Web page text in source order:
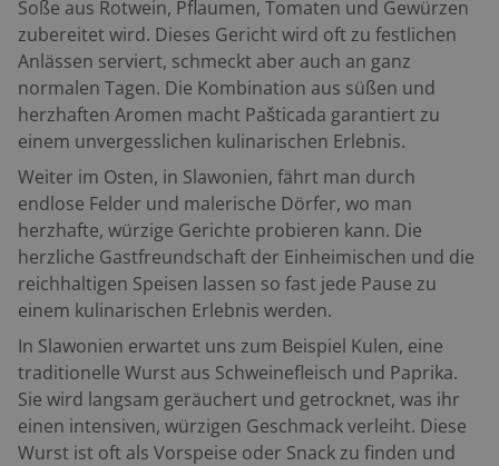
Soße aus Rotwein, Pflaumen, Tomaten und Gewürzen
zubereitet wird. Dieses Gericht wird oft zu festlichen
Anlässen serviert, schmeckt aber auch an ganz
normalen Tagen. Die Kombination aus süßen und
herzhaften Aromen macht Pašticada garantiert zu
einem unvergesslichen kulinarischen Erlebnis.
Weiter im Osten, in Slawonien, fährt man durch
endlose Felder und malerische Dörfer, wo man
herzhafte, würzige Gerichte probieren kann. Die
herzliche Gastfreundschaft der Einheimischen und die
reichhaltigen Speisen lassen so fast jede Pause zu
einem kulinarischen Erlebnis werden.
In Slawonien erwartet uns zum Beispiel Kulen, eine
traditionelle Wurst aus Schweinefleisch und Paprika.
Sie wird langsam geräuchert und getrocknet, was ihr
einen intensiven, würzigen Geschmack verleiht. Diese
Wurst ist oft als Vorspeise oder Snack zu finden und